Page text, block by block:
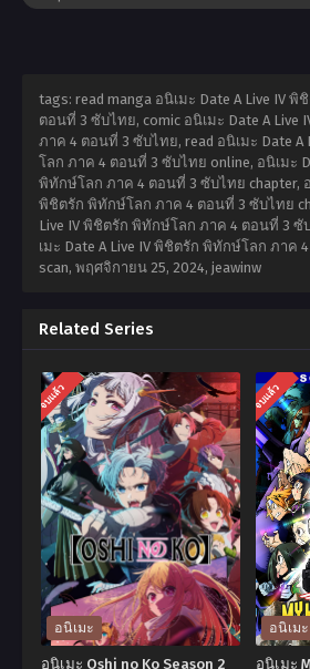
tags: read manga อนิเมะ Date A Live IV
ตอนที่ 3 ซับไทย, comic อนิเมะ Date A Live
ภาค 4 ตอนที่ 3 ซับไทย, read อนิเมะ Date
โลก ภาค 4 ตอนที่ 3 ซับไทย online, อนิเมะ
พิทักษ์โลก ภาค 4 ตอนที่ 3 ซับไทย chapter, อ
พิชิตรัก พิทักษ์โลก ภาค 4 ตอนที่ 3 ซับไทย
Live IV พิชิตรัก พิทักษ์โลก ภาค 4 ตอนที่ 3 ซั
เมะ Date A Live IV พิชิตรัก พิทักษ์โลก ภาค
scan, พฤศจิกายน 25, 2024, jeawinw
Related Series
จบแล้ว
อนิเมะ
อนิเมะ Oshi no Ko Season 2
จบแล้ว
อนิเมะ
อนิเมะ